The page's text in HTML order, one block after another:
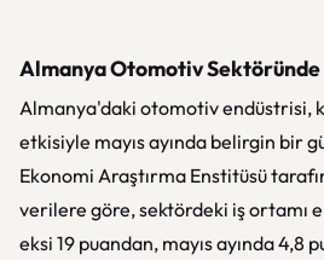
Almanya Otomotiv Sektöründe
Almanya'daki otomotiv endüstrisi,
etkisiyle mayıs ayında belirgin bir
Ekonomi Araştırma Enstitüsü
verilere göre, sektördeki iş ortamı
eksi 19 puandan, mayıs ayında 4,8